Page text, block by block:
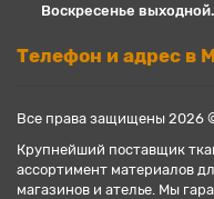
Воскресенье выходной.
Телефон и адрес в
Все права защищены 2026
Крупнейший поставщик
ассортимент материалов
магазинов и ателье. Мы